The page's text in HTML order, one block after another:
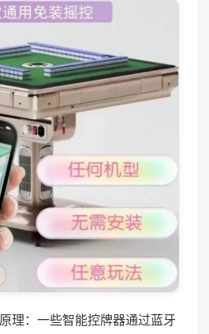
理：一些智能控牌器通过蓝牙